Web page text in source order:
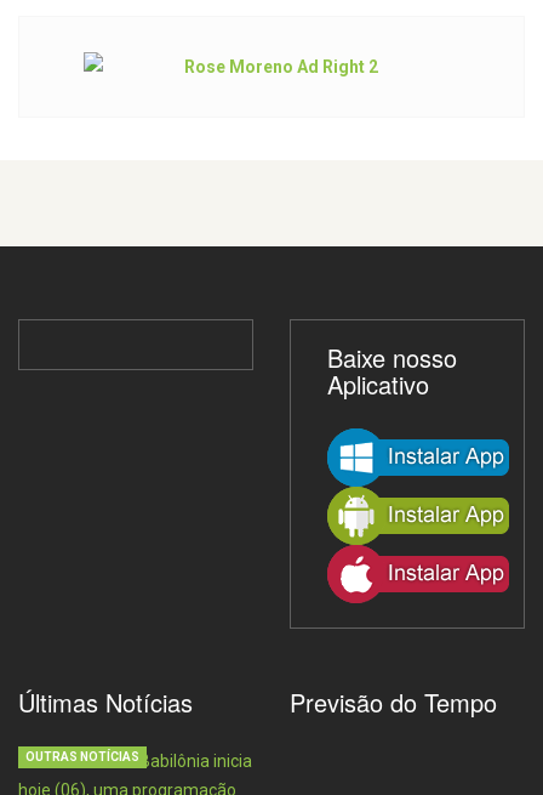
Baixe nosso
Aplicativo
Últimas Notícias
OUTRAS NOTÍCIAS
Previsão do Tempo